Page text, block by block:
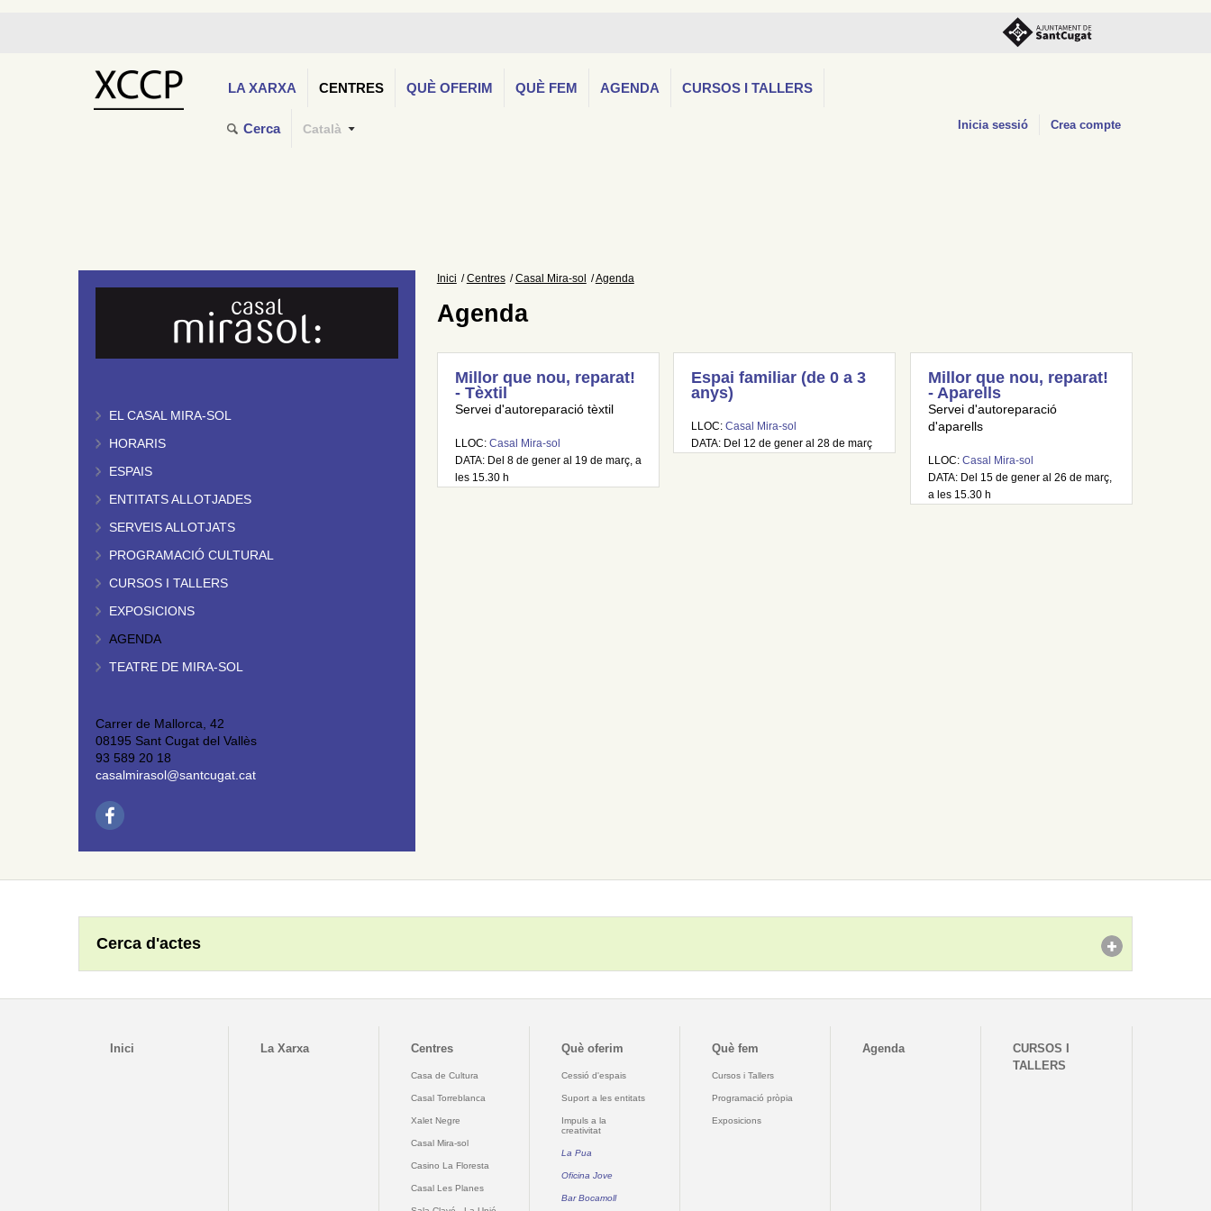
LA XARXA CENTRES QUÈ OFERIM QUÈ FEM AGENDA CURSOS I TALLERS
Cerca Català Inicia sessió Crea compte
EL CASAL MIRA-SOL
HORARIS
ESPAIS
ENTITATS ALLOTJADES
SERVEIS ALLOTJATS
PROGRAMACIÓ CULTURAL
CURSOS I TALLERS
EXPOSICIONS
AGENDA
TEATRE DE MIRA-SOL
Carrer de Mallorca, 42
08195 Sant Cugat del Vallès
93 589 20 18
casalmirasol@santcugat.cat
Inici Centres Casal Mira-sol Agenda
Agenda
Millor que nou, reparat!
- Tèxtil
Servei d'autoreparació tèxtil
LLOC: Casal Mira-sol
DATA: Del 8 de gener al 19 de març, a
les 15.30 h
Espai familiar (de 0 a 3
anys)
LLOC:Casal Mira-sol
DATA: Del 12 de gener al 28 de març
Millor que nou, reparat!
- Aparells
Servei d'autoreparació
d'aparells
LLOC: Casal Mira-sol
DATA: Del 15 de gener al 26 de març,
a les 15.30 h
Cerca d'actes
Inici La Xarxa Centres
Casa de Cultura
Casal Torreblanca
Xalet Negre
Casal Mira-sol
Casino La Floresta
Casal Les Planes
Què oferim
Cessió d'espais
Suport a les entitats
Impuls a la
creativitat
La Pua
Oficina Jove
Bar Bocamoll
Què fem
Cursos i Tallers
Programació pròpia
Exposicions
Agenda
CURSOS I
TALLERS